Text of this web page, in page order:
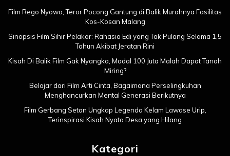
Film Rego Nyowo, Teror Pocong Gantung di Balik Murahnya Fasilitas
Kos-Kosan Malang
Sinopsis Film Sihir Pelakor: Rahasia Edi yang Tak Pulang Selama 1,5
Tahun Akibat Jeratan Rini
Kisah Di Balik Film Gak Nyangka, Modal 100 Juta Malah Dapat Tanah
Miring?
Belajar dari Film Arti Cinta, Bagaimana Perselingkuhan
Menghancurkan Mental Generasi Berikutnya
Film Gerbang Setan Ungkap Legenda Kelam Lawase Urip,
Terinspirasi Kisah Nyata Desa yang Hilang
Kategori